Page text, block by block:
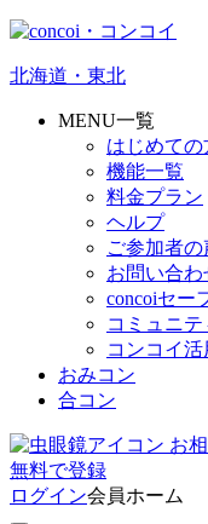
北海道・東北
MENU一覧
はじめての
機能一覧
料金プラン
ヘルプ
ご参加者の
お問い合わ
concoiセー
コミュニ
コンコイ活
おみコン
合コン
お
無料で登録
ログイン会員ホーム